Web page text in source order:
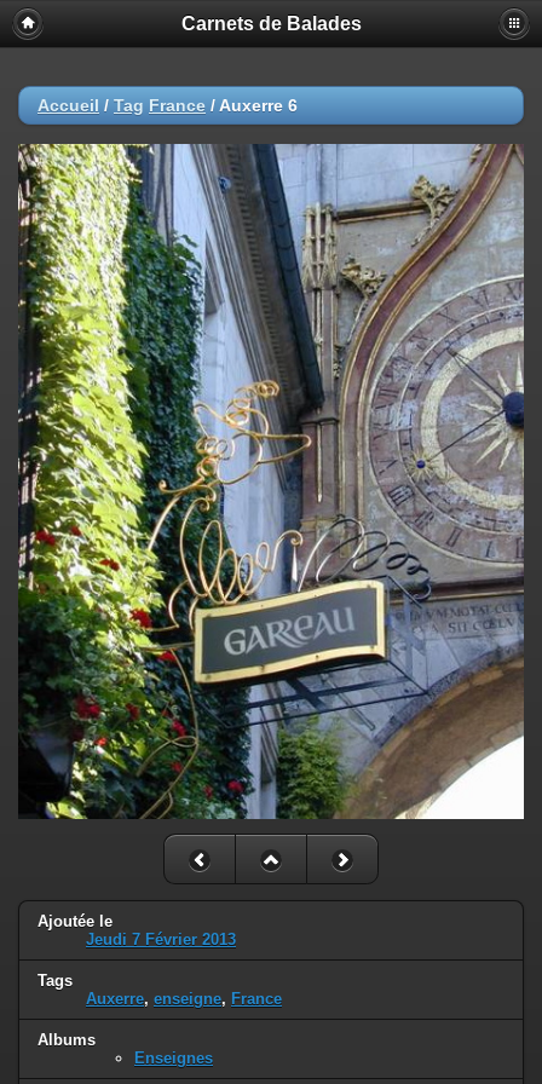
Carnets de Balades
Accueil / Tag France / Auxerre 6
Ajoutée le
Jeudi 7 Février 2013
Tags
Auxerre, enseigne, France
Albums
Enseignes